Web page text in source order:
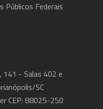
Públicos Federais
141 - Salas 402 e
SC
CEP: 88025-250